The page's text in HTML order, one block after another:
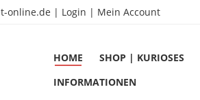
online.de | Login | Mein Account
HOME SHOP | KURIOSES
INFORMATIONEN